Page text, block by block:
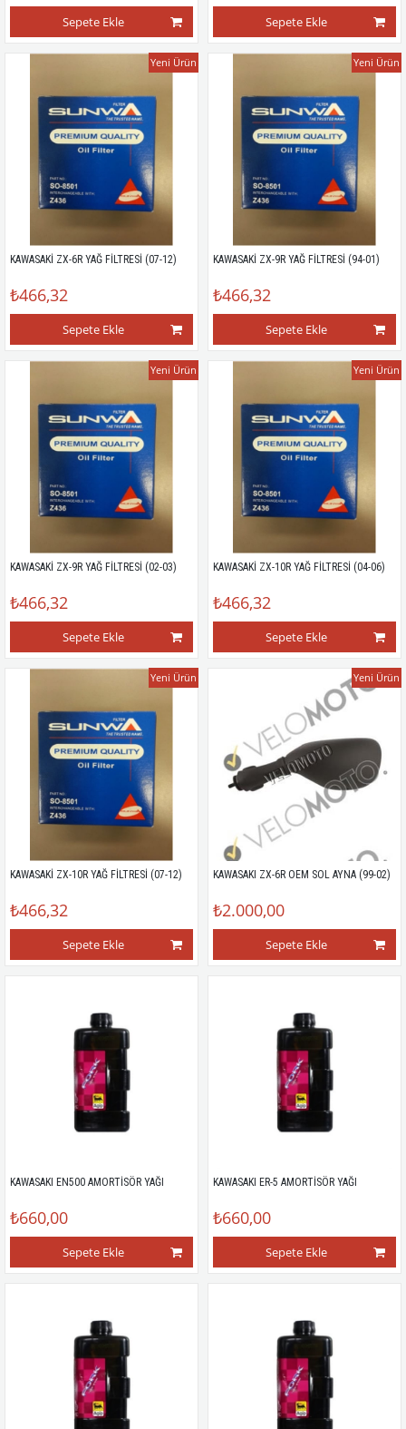
Sepete Ekle Sepete Ekle
KAWASAKİ ZX-6R YAĞ FİLTRESİ (07-12)
₺466,32
Sepete Ekle
Yeni Ürün
KAWASAKİ ZX-9R YAĞ FİLTRESİ (94-01)
₺466,32
Sepete Ekle
Yeni Ürün
KAWASAKİ ZX-9R YAĞ FİLTRESİ (02-03)
₺466,32
Sepete Ekle
Yeni Ürün
KAWASAKİ ZX-10R YAĞ FİLTRESİ (04-06)
₺466,32
Sepete Ekle
Yeni Ürün
KAWASAKİ ZX-10R YAĞ FİLTRESİ (07-12)
₺466,32
Sepete Ekle
Yeni Ürün
KAWASAKI ZX-6R OEM SOL AYNA (99-02)
₺2.000,00
Sepete Ekle
Yeni Ürün
KAWASAKI EN500 AMORTİSÖR YAĞI
₺660,00
Sepete Ekle
KAWASAKI ER-5 AMORTİSÖR YAĞI
₺660,00
Sepete Ekle